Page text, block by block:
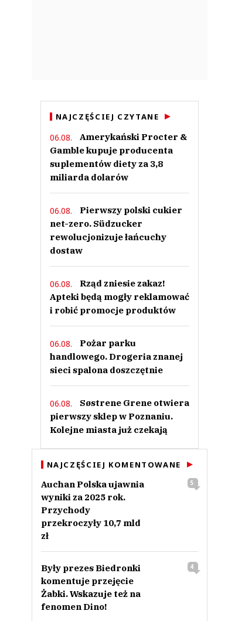
NAJCZĘŚCIEJ CZYTANE
06.08.
Amerykański Procter &
Gamble kupuje producenta
suplementów diety za 3,8
miliarda dolarów
06.08.
Pierwszy polski cukier
net-zero. Südzucker
rewolucjonizuje łańcuchy
dostaw
06.08.
Rząd zniesie zakaz!
Apteki będą mogły reklamować
i robić promocje produktów
06.08.
Pożar parku
handlowego. Drogeria znanej
sieci spalona doszczętnie
06.08.
Søstrene Grene otwiera
pierwszy sklep w Poznaniu.
Kolejne miasta już czekają
NAJCZĘŚCIEJ KOMENTOWANE
Auchan Polska ujawnia
wyniki za 2025 rok.
Przychody
przekroczyły 10,7 mld
zł
5
Były prezes Biedronki
komentuje przejęcie
Żabki. Wskazuje też na
fenomen Dino!
4